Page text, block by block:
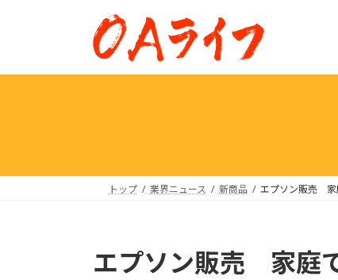
プ
動
トップ 業界ニュース 新商品 エプソン販売 家
エプソン販売 家庭